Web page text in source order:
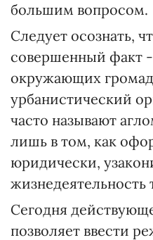
большим вопросом.
Следует осознать,
совершенный факт
окружающих
урбанистический
часто называют
лишь в том, как
юридически,
жизнедеятельность
Сегодня
позволяет ввести